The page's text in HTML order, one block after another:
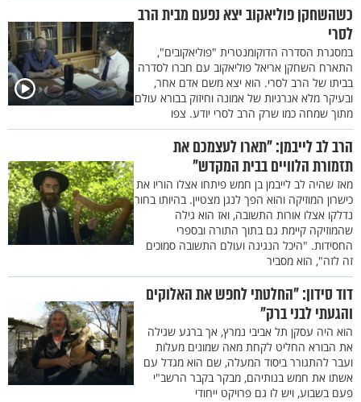
כשהשחקן פוליאקוב יצא נפעם מבית הרב
לסרי
במסגרת הסדרה הדוקומנטרית "פוליאקובים",
התארח השחקן אריאל פוליאקוב עם חברו לסדרה
בביתו של הרב לסרי. הוא יצא משם אדם אחר,
ובעיקר מלא אנרגיות של אמונה וחיזוק בבורא עולם
מתוך שמחה כמו שרק הרב לסרי יודע. צפו
הרב לב לייבמן: "תארו לעצמכם את
תזמורת הלוויים בבית המקדש"
מאז שהיה לב לייבמן בן חמש פיתחו אצלו הוריו את
כישרון המוזיקה והוא הפך לנגן מצטיין. בהיותו בחור
נדלקו אצלו אורות התשובה, ואז הוא גילה
שהמוזיקה קיימת גם בתוך התורה ובספרי
החסידות. "היכל הנגינה ועולם התשובה סמוכים
זה לזה", הוא מסביר
דוד סידון: "החלטתי לחפש את האלוקים
והגעתי לבני ברק"
הוא היה עסקן תל אביבי נמרץ, אך ברגע שגילה
את הבורא החליט לקחת מאה שמונים מעלות
ועבר להתגורר ביסוד המעלה, שם הוא מגדל עם
אשתו את חמש בנותיהם, מבקר בקבר הרשב"י
פעם בשבוע, ויש לו גם פרויקט ייחודי